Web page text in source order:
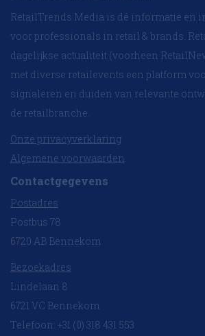
RetailTrends Media is dé informatie en
voor professionals in retail & brands.
dagelijkse actualiteit (voorheen
met diverse retailevents een platform
signaleren en duiden van relevante
de retailbranche.
Onze privacyverklaring
Algemene voorwaarden
Contactgegevens
Postadres
Postbus 78
6720 AB Bennekom
Bezoekadres
Lindelaan 8
6721 VC Bennekom
Telefoon: +31 (0) 318 431 553